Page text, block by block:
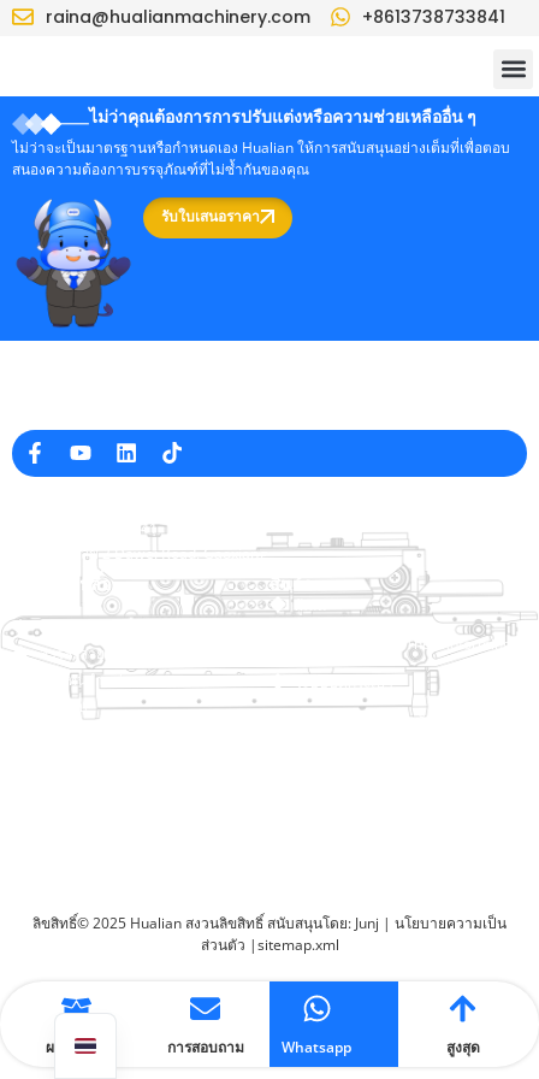
raina@hualianmachinery.com +8613738733841
ไม่ว่าคุณต้องการการปรับแต่งหรือความช่วยเหลืออื่น ๆ
ไม่ว่าจะเป็นมาตรฐานหรือกำหนดเอง Hualian ให้การสนับสนุนอย่างเต็มที่เพื่อตอบ
สนองความต้องการบรรจุภัณฑ์ที่ไม่ซ้ำกันของคุณ
รับใบเสนอราคา
ลิงค์ช่วยเหลือ
สินค้า
สารละลาย
ตัวแทนจำหน่าย
เกี่ยวกับ
สินค้า
เครื่องบรรจุหีบห่อ Thermoforming
ระบบปิดกระเป๋า
เครื่องบรรจุถุงอัตโนมัติ
ข้อมูล บริษัท
+8613738733841
หมายเลข 2 Dawei Road, Gaoxiang
เขตอุตสาหกรรม, Wenzhou, Zhejiang, China
ลิขสิทธิ์© 2025 Hualian สงวนลิขสิทธิ์ สนับสนุนโดย: Junj | นโยบายความเป็น
ส่วนตัว |sitemap.xml
ผลิตภัณฑ์ การสอบถาม Whatsapp สูงสุด